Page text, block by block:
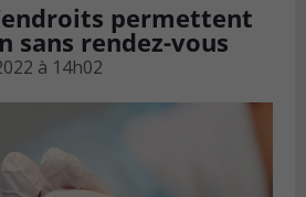
permettent
sans rendez-vous
à 14h02